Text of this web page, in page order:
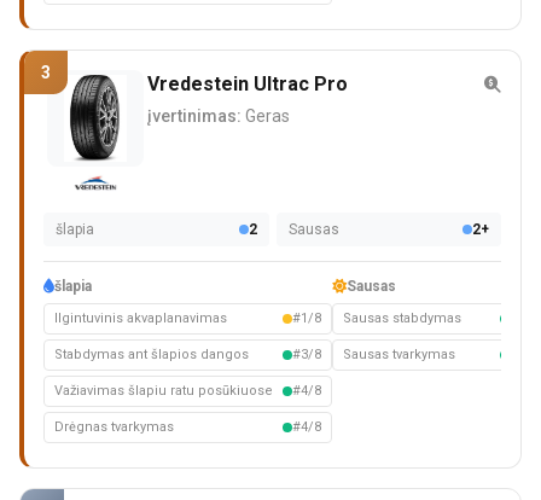
3 Vredestein Ultrac Pro
įvertinimas: Geras
šlapia 2 Sausas 2+
šlapia
Ilgintuvinis akvaplanavimas #1/8
Stabdymas ant šlapios dangos #3/8
Važiavimas šlapiu ratu posūkiuose #4/8
Drėgnas tvarkymas #4/8
Sausas
Sausas stabdymas
Sausas tvarkymas